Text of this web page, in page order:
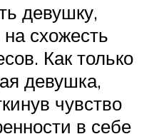
девушку,
схожесть
Как только
девушка,
чувство
в себе